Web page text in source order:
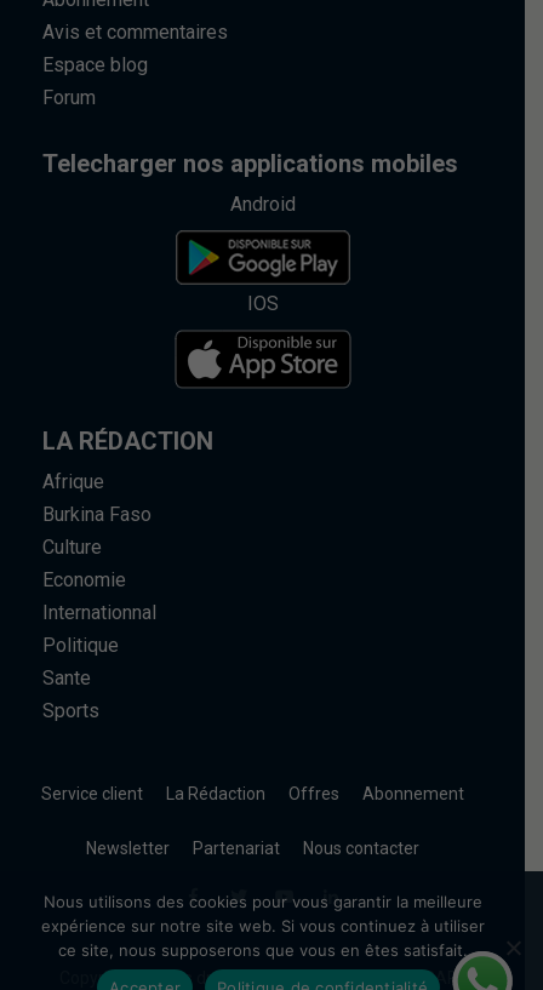
Avis et commentaires
Espace blog
Forum
Telecharger nos applications mobiles
Android
IOS
LA RÉDACTION
Afrique
Burkina Faso
Culture
Economie
Internationnal
Politique
Sante
Sports
Service client La Rédaction Offres Abonnement
Newsletter Partenariat Nous contacter
Copyright © Tous droits réservés. | Filinfo Group SARL
Nous utilisons des cookies pour vous garantir la meilleure
expérience sur notre site web. Si vous continuez à utiliser
ce site, nous supposerons que vous en êtes satisfait.